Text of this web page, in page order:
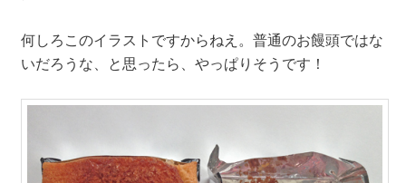
何しろこのイラストですからねえ。普通のお饅頭ではな
いだろうな、と思ったら、やっぱりそうです！